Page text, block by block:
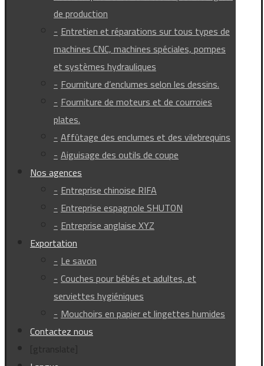
de production
Entretien et réparations sur tous types de
machines CNC, machines spéciales, pompes
et systèmes hydrauliques
Fourniture d’enclumes selon les dessins.
Fourniture de moteurs et de courroies
plates.
Affûtage des enclumes et des vilebrequins
Aiguisage des outils de coupe
Nos agences
Entreprise chinoise RIFA
Entreprise espagnole SHUTON
Entreprise anglaise XYZ
Exportation
Le savon
Couches pour bébés et adultes, et
serviettes hygiéniques
Mouchoirs en papier et lingettes humides
Contactez nous
[gtranslate]